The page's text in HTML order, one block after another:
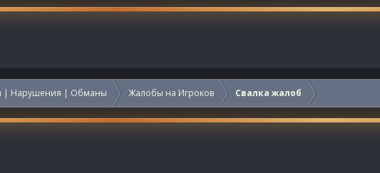
| Нарушения | Обманы Жалобы на Игроков Свалка жалоб